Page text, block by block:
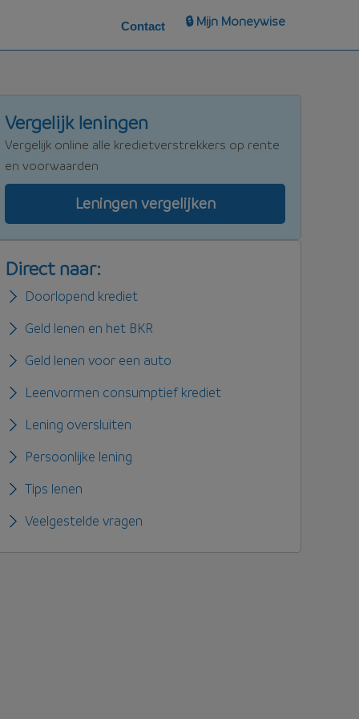
Vergelijk leningen
Vergelijk online alle kredietverstrekkers op rente
en voorwaarden
Leningen vergelijken
Direct naar:
Doorlopend krediet
Geld lenen en het BKR
Geld lenen voor een auto
Leenvormen consumptief krediet
Lening oversluiten
Persoonlijke lening
Tips lenen
Veelgestelde vragen
Contact 🔒 Mijn Moneywise